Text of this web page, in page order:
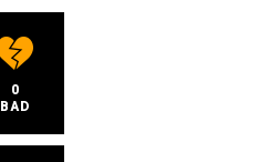
0
BAD